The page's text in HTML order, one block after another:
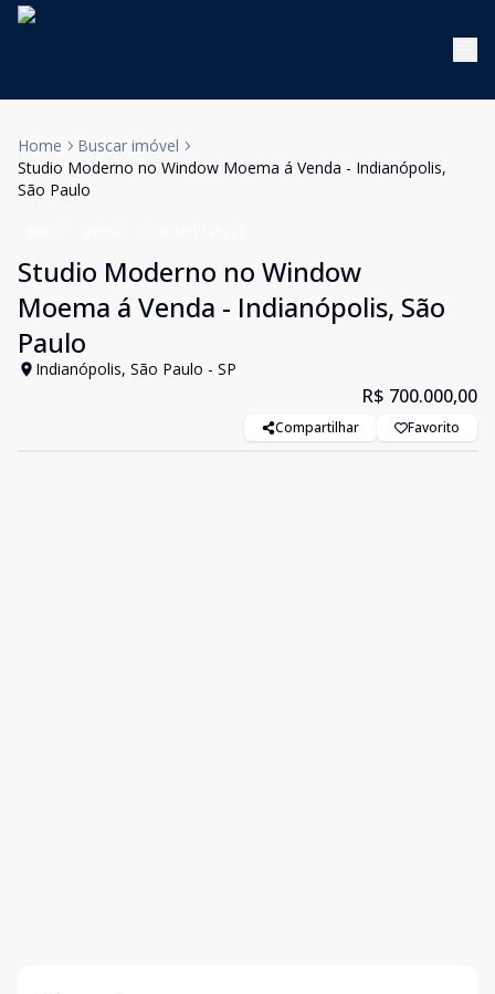
Home
Buscar imóvel
Studio Moderno no Window Moema á Venda - Indianópolis,
São Paulo
Studio Moderno no Window
Moema á Venda - Indianópolis, São
Paulo
Indianópolis, São Paulo - SP
R$ 700.000,00
Compartilhar Favorito